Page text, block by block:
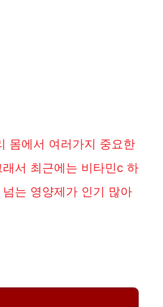
몸에서 여러가지 중요한
서 최근에는 비타민c 하
는 영양제가 인기 많아